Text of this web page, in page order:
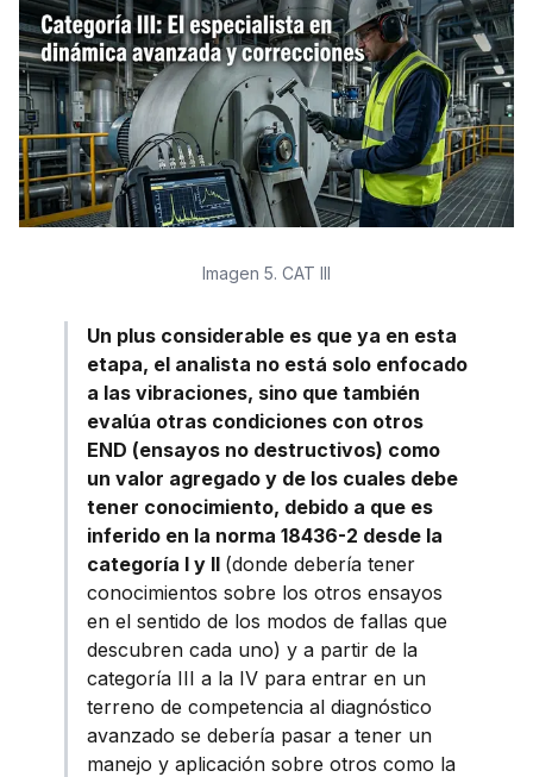
Imagen 5. CAT III
Un plus considerable es que ya en esta
etapa, el analista no está solo enfocado
a las vibraciones, sino que también
evalúa otras condiciones con otros
END (ensayos no destructivos) como
un valor agregado y de los cuales debe
tener conocimiento, debido a que es
inferido en la norma 18436-2 desde la
categoría I y II (donde debería tener
conocimientos sobre los otros ensayos
en el sentido de los modos de fallas que
descubren cada uno) y a partir de la
categoría III a la IV para entrar en un
terreno de competencia al diagnóstico
avanzado se debería pasar a tener un
manejo y aplicación sobre otros como la